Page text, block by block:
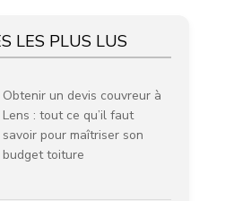
LES PLUS LUS
Obtenir un devis couvreur à
Lens : tout ce qu’il faut
savoir pour maîtriser son
budget toiture